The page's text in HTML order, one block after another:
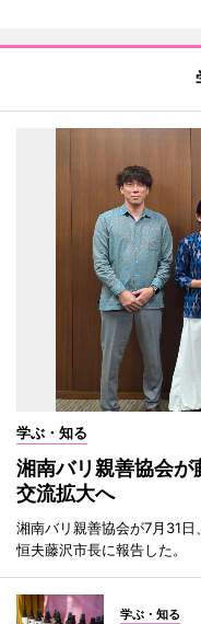
学ぶ・知る
湘南バリ親善協会
交流拡大へ
湘南バリ親善協会が7月31
恒夫藤沢市長に報告した。
学ぶ・知る